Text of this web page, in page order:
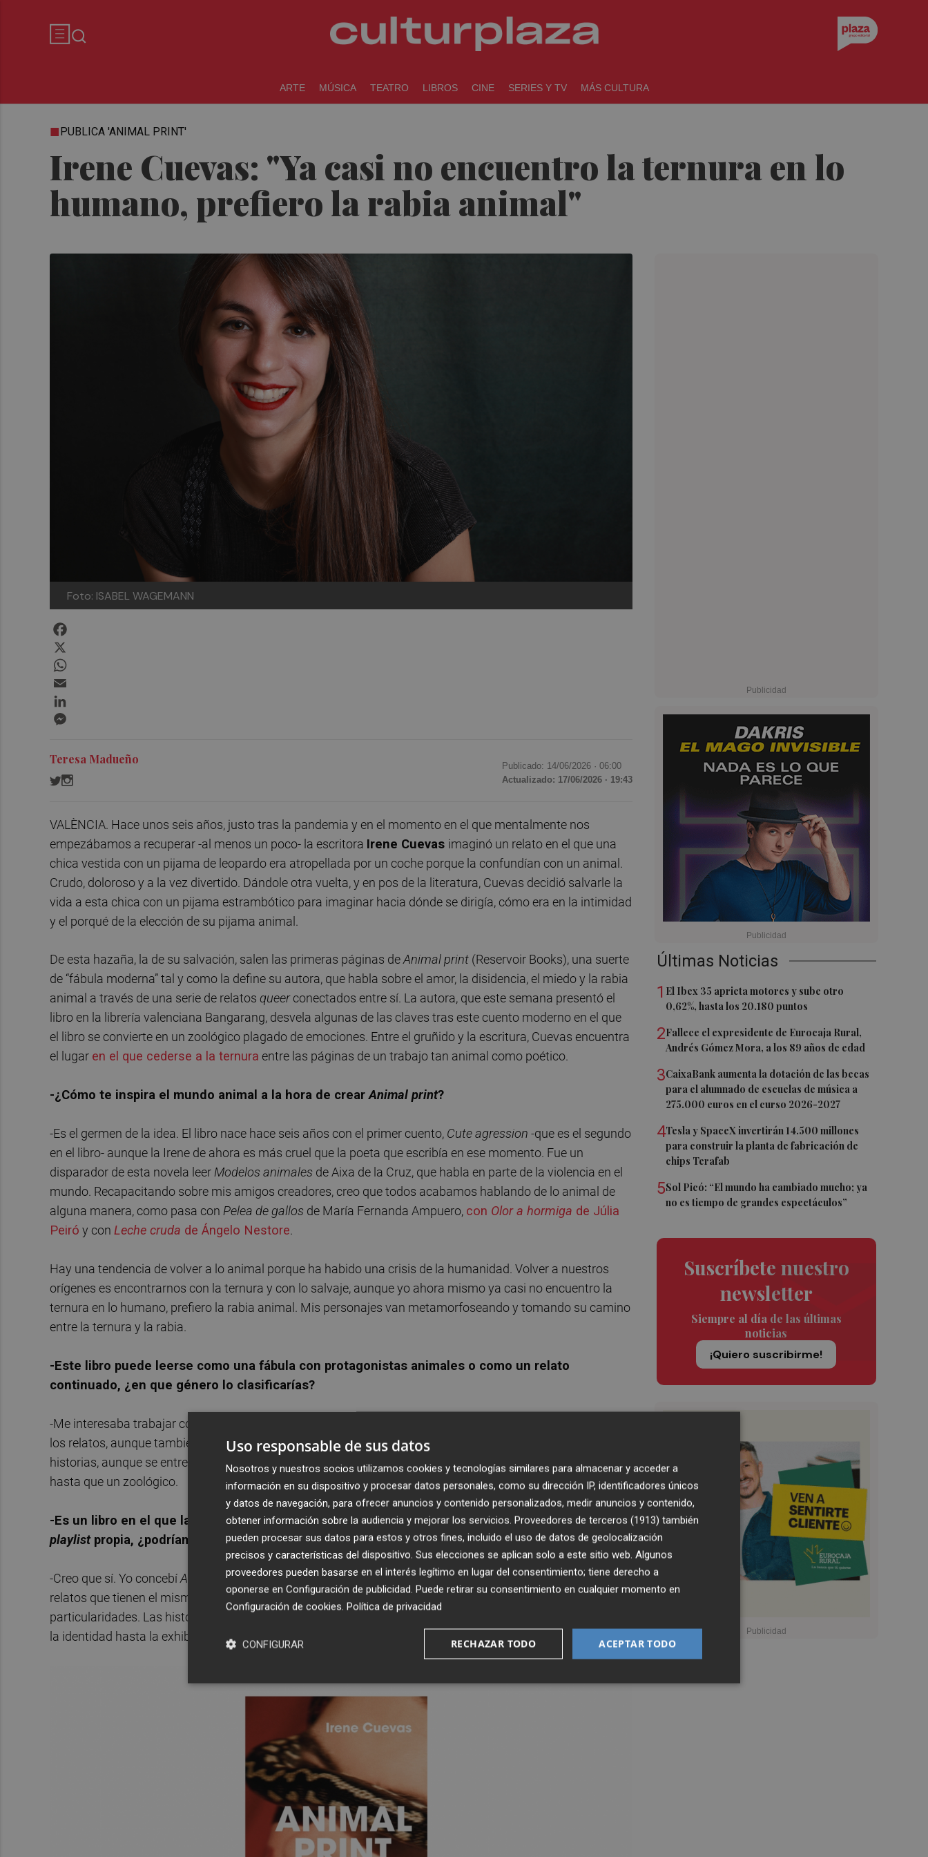
ARTE MÚSICA TEATRO LIBROS CINE SERIES Y TV MÁS CULTURA
Irene Cuevas: "Ya casi no encuentro la ternura en lo
humano, prefiero la rabia animal"
PUBLICA 'ANIMAL PRINT'
Foto: ISABEL WAGEMANN
Últimas Noticias
1 El Ibex 35 aprieta motores y sube otro
0,62%, hasta los 20.180 puntos
2Fallece el expresidente de Eurocaja Rural,
Andrés Gómez Mora, a los 89 años de edad
3CaixaBank aumenta la dotación de las becas
para el alumnado de escuelas de música a
275.000 euros en el curso 2026-2027
4Tesla y SpaceX invertirán 14.500 millones
para construir la planta de fabricación de
chips Terafab
5Sol Picó: “El mundo ha cambiado mucho; ya
no es tiempo de grandes espectáculos”
Suscríbete nuestro
newsletter
Siempre al día de las últimas
noticias
¡Quiero suscribirme!
Teresa Madueño Publicado: 14/06/2026 · 06:00
Actualizado: 17/06/2026 · 19:43
VALÈNCIA. Hace unos seis años, justo tras la pandemia y en el momento en el que mentalmente nos
empezábamos a recuperar -al menos un poco- la escritora Irene Cuevas imaginó un relato en el que una
chica vestida con un pijama de leopardo era atropellada por un coche porque la confundían con un animal.
Crudo, doloroso y a la vez divertido. Dándole otra vuelta, y en pos de la literatura, Cuevas decidió salvarle la
vida a esta chica con un pijama estrambótico para imaginar hacia dónde se dirigía, cómo era en la intimidad
y el porqué de la elección de su pijama animal.
De esta hazaña, la de su salvación, salen las primeras páginas deAnimal print (Reservoir Books), una suerte
de “fábula moderna” tal y como la define su autora, que habla sobre el amor, la disidencia, el miedo y la rabia
animal a través de una serie de relatos queerconectados entre sí. La autora, que este semana presentó el
libro en la librería valenciana Bangarang, desvela algunas de las claves tras este cuento moderno en el que
el libro se convierte en un zoológico plagado de emociones. Entre el gruñido y la escritura, Cuevas encuentra
el lugar en el que cederse a la ternura entre las páginas de un trabajo tan animal como poético.
-¿Cómo te inspira el mundo animal a la hora de crearAnimal print?
-Es el germen de la idea. El libro nace hace seis años con el primer cuento, Cute agression -que es el segundo
en el libro- aunque la Irene de ahora es más cruel que la poeta que escribía en ese momento. Fue un
disparador de esta novela leerModelos animales de Aixa de la Cruz, que habla en parte de la violencia en el
mundo. Recapacitando sobre mis amigos creadores, creo que todos acabamos hablando de lo animal de
alguna manera, como pasa con Pelea de gallos de María Fernanda Ampuero, con Olor a hormiga de Júlia
Peiró y con Leche cruda de Ángelo Nestore.
Hay una tendencia de volver a lo animal porque ha habido una crisis de la humanidad. Volver a nuestros
orígenes es encontrarnos con la ternura y con lo salvaje, aunque yo ahora mismo ya casi no encuentro la
ternura en lo humano, prefiero la rabia animal. Mis personajes van metamorfoseando y tomando su camino
entre la ternura y la rabia.
-Este libro puede leerse como una fábula con protagonistas animales o como un relato
continuado, ¿en que género lo clasificarías?
-Me interesaba trabajar con un formato más híbrido, aunque si tuviera que decir un género, tiraría más hacia
los relatos, aunque también se genera una novela coral. Hay un personaje por el que pasan todas las
historias, aunque se entremezclan todo tipo de conversaciones. Más que un libro es un concepto, te diría
hasta que un zoológico.
-Es un libro en el que la música tiene también una gran presencia, llegando a generar hasta una
playlist propia, ¿podríamos decir también que es un libro-disco?
-Creo que sí. Yo concebíAnimal printcomo un disco en el que hay siete canciones. En este caso hay siete
relatos que tienen el mismo tono y que hablan de cosas similares, aunque cada uno tenga sus
particularidades. Las historias suenan de manera parecida, aunque abordan diversos temas, que van desde
la identidad hasta la exhibición de uno mismo.
Uso responsable de sus datos
Nosotros y nuestros socios utilizamos cookies y tecnologías similares para almacenar y acceder a
información en su dispositivo y procesar datos personales, como su dirección IP, identificadores únicos
y datos de navegación, para ofrecer anuncios y contenido personalizados, medir anuncios y contenido,
obtener información sobre la audiencia y mejorar los servicios. Proveedores de terceros (1913) también
pueden procesar sus datos para estos y otros fines, incluido el uso de datos de geolocalización
precisos y características del dispositivo. Sus elecciones se aplican solo a este sitio web. Algunos
proveedores pueden basarse en el interés legítimo en lugar del consentimiento; tiene derecho a
oponerse en Configuración de publicidad. Puede retirar su consentimiento en cualquier momento en
Configuración de cookies. Política de privacidad
ACEPTAR TODO
RECHAZAR TODO
CONFIGURAR